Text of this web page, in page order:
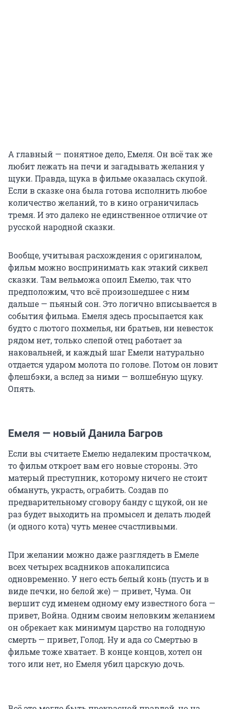
А главный — понятное дело, Емеля. Он всё так же
любит лежать на печи и загадывать желания у
щуки. Правда, щука в фильме оказалась скупой.
Если в сказке она была готова исполнить любое
количество желаний, то в кино ограничилась
тремя. И это далеко не единственное отличие от
русской народной сказки.
Вообще, учитывая расхождения с оригиналом,
фильм можно воспринимать как этакий сиквел
сказки. Там вельможа опоил Емелю, так что
предположим, что всё произошедшее с ним
дальше — пьяный сон. Это логично вписывается в
события фильма. Емеля здесь просыпается как
будто с лютого похмелья, ни братьев, ни невесток
рядом нет, только слепой отец работает за
наковальней, и каждый шаг Емели натурально
отдается ударом молота по голове. Потом он ловит
флешбэки, а вслед за ними — волшебную щуку.
Опять.
Емеля — новый Данила Багров
Если вы считаете Емелю недалеким простачком,
то фильм откроет вам его новые стороны. Это
матерый преступник, которому ничего не стоит
обмануть, украсть, ограбить. Создав по
предварительному сговору банду с щукой, он не
раз будет выходить на промысел и делать людей
(и одного кота) чуть менее счастливыми.
При желании можно даже разглядеть в Емеле
всех четырех всадников апокалипсиса
одновременно. У него есть белый конь (пусть и в
виде печки, но белой же) — привет, Чума. Он
вершит суд именем одному ему известного бога —
привет, Война. Одним своим неловким желанием
он обрекает как минимум царство на голодную
смерть — привет, Голод. Ну и ада со Смертью в
фильме тоже хватает. В конце концов, хотел он
того или нет, но Емеля убил царскую дочь.